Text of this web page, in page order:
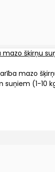
mazo šķirņu
mazo
suņiem (1-10